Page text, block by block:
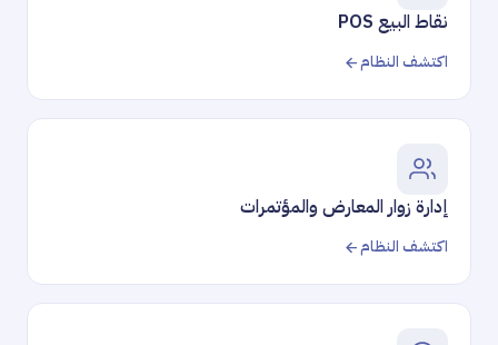
نقاط البيع POS
اكتشف النظام
إدارة زوار المعارض والمؤتمرات
اكتشف النظام